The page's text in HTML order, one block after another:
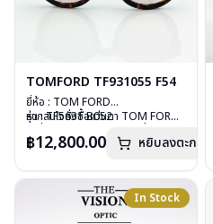
TOMFORD TF931055 F54
ยี่ห้อ : TOM FORD
รุ่น : TF5631 B052
เลนส์ : Demo lens
น้ำหนัก : 23 กรัม
อุปกรณ์ : กล่องแว่น, ผ้าเช็ดแว่น
การรับประกัน : 1 ปี
หากสนใจสั่งชื้อแว่นตา TOM FORD
กรุณาติดต่อเราคลิก
฿12,800.00 หยิบลงตะกร้า
In Stock